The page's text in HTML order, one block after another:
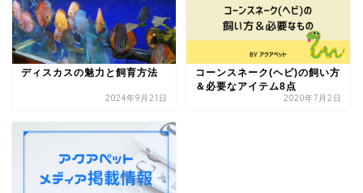
ディスカスの魅力と飼育方法
2024年9月21日
コーンスネーク(ヘビ)の飼い方
＆必要なアイテム8点
2020年7月2日